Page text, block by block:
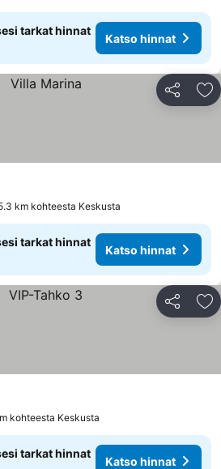
tarkat hinnat
Katso hinnat
Jaa
km kohteesta Keskusta
tarkat hinnat
Katso hinnat
Jaa
kohteesta Keskusta
tarkat hinnat
Katso hinnat